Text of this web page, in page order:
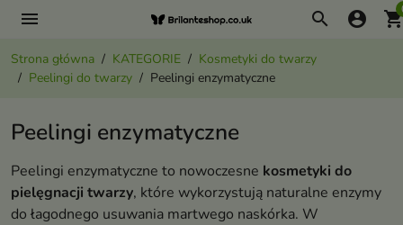
menu search account_circle
Strona główna KATEGORIE
Kosmetyki do twarzy
Peelingi do twarzy
Peelingi enzymatyczne
Peelingi enzymatyczne
Peelingi enzymatyczne to nowoczesne kosmetyki do
pielęgnacji twarzy, które wykorzystują naturalne enzymy
do łagodnego usuwania martwego naskórka. W